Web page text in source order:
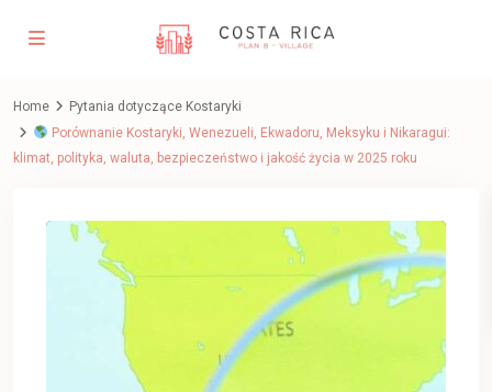
Home
Pytania dotyczące Kostaryki
Porównanie Kostaryki, Wenezueli, Ekwadoru, Meksyku i Nikaragui:
klimat, polityka, waluta, bezpieczeństwo i jakość życia w 2025 roku